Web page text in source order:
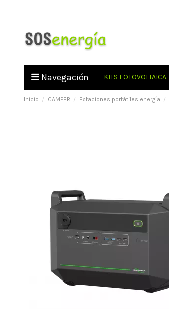
Navegación KITS FOTOVOLTAICA
Inicio CAMPER Estaciones portátiles energía